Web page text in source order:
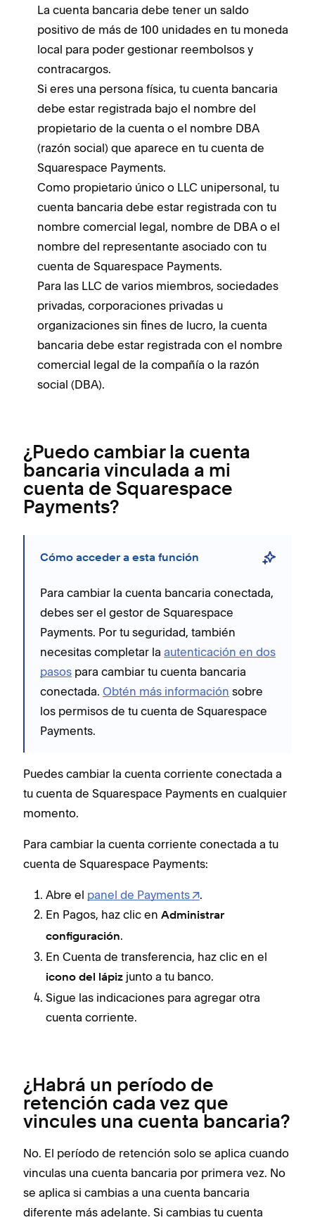
La cuenta bancaria debe tener un saldo
positivo de más de 100 unidades en tu moneda
local para poder gestionar reembolsos y
contracargos.
Si eres una persona física, tu cuenta bancaria
debe estar registrada bajo el nombre del
propietario de la cuenta o el nombre DBA
(razón social) que aparece en tu cuenta de
Squarespace Payments.
Como propietario único o LLC unipersonal, tu
cuenta bancaria debe estar registrada con tu
nombre comercial legal, nombre de DBA o el
nombre del representante asociado con tu
cuenta de Squarespace Payments.
Para las LLC de varios miembros, sociedades
privadas, corporaciones privadas u
organizaciones sin fines de lucro, la cuenta
bancaria debe estar registrada con el nombre
comercial legal de la compañía o la razón
social (DBA).
¿Puedo cambiar la cuenta
bancaria vinculada a mi
cuenta de Squarespace
Payments?
Cómo acceder a esta función
Para cambiar la cuenta bancaria conectada,
debes ser el gestor de Squarespace
Payments. Por tu seguridad, también
necesitas completar la autenticación en dos
pasos para cambiar tu cuenta bancaria
conectada. Obtén más información sobre
los permisos de tu cuenta de Squarespace
Payments.
Puedes cambiar la cuenta corriente conectada a
tu cuenta de Squarespace Payments en cualquier
momento.
Para cambiar la cuenta corriente conectada a tu
cuenta de Squarespace Payments:
Abre el panel de Payments
.
En Pagos, haz clic en Administrar
configuración.
En Cuenta de transferencia, haz clic en el
icono del lápiz junto a tu banco.
Sigue las indicaciones para agregar otra
cuenta corriente.
¿Habrá un período de
retención cada vez que
vincules una cuenta bancaria?
No. El período de retención solo se aplica cuando
vinculas una cuenta bancaria por primera vez. No
se aplica si cambias a una cuenta bancaria
diferente más adelante. Si cambias tu cuenta